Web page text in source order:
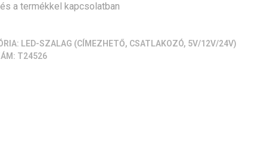
a termékkel kapcsolatban
LED-SZALAG (CÍMEZHETŐ, CSATLAKOZÓ, 5V/12V/24V)
T24526